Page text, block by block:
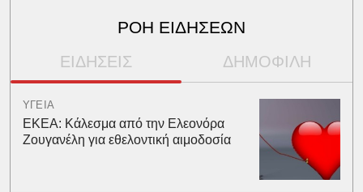
ΡΟΗ ΕΙΔΗΣΕΩΝ
ΕΙΔΗΣΕΙΣ ΔΗΜΟΦΙΛΗ
ΥΓΕΙΑ
ΕΚΕΑ: Κάλεσμα από την Ελεονόρα
Ζουγανέλη για εθελοντική αιμοδοσία